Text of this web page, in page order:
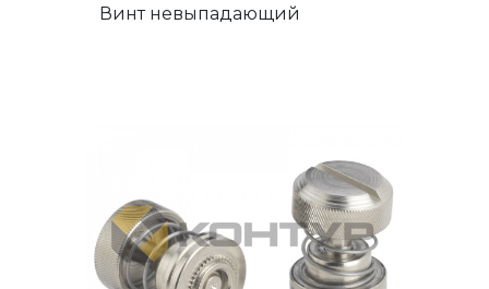
Винт невыпадающий